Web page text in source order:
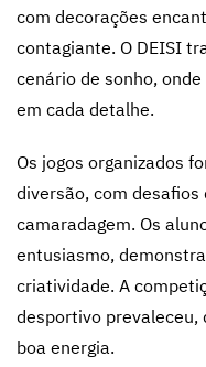
com decorações
contagiante. O DEISI
cenário de sonho,
em cada detalhe.
Os jogos organizados
diversão, com
camaradagem. Os
entusiasmo,
criatividade. A
desportivo prevaleceu,
boa energia.